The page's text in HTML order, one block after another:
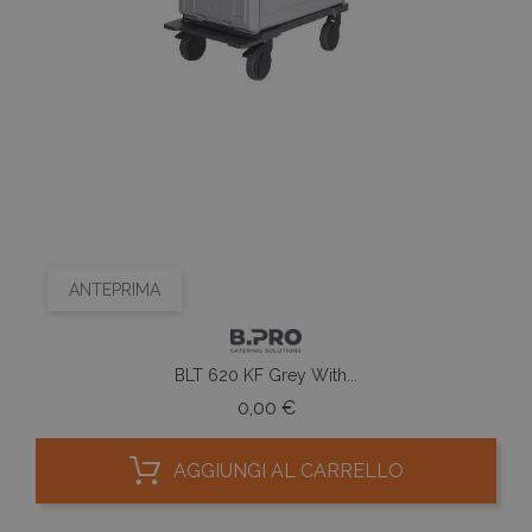
ANTEPRIMA
BLT 620 KF Grey With...
0,00 €Prezzo
AGGIUNGI AL CARRELLO